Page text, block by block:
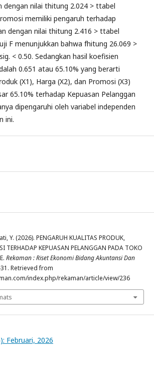
dengan nilai thitung 2.024 > ttabel
memiliki pengaruh terhadap
dengan nilai thitung 2.416 > ttabel
F menunjukkan bahwa fhitung 26.069 >
< 0.50. Sedangkan hasil koefisien
0.651 atau 65.10% yang berarti
(X1), Harga (X2), dan Promosi (X3)
65.10% terhadap Kepuasan Pelanggan
dipengaruhi oleh variabel independen
ini.
Y. (2026). PENGARUH KUALITAS PRODUK,
TERHADAP KEPUASAN PELANGGAN PADA TOKO
Rekaman : Riset Ekonomi Bidang Akuntansi Dan
Retrieved from
index.php/rekaman/article/view/236
Februari, 2026